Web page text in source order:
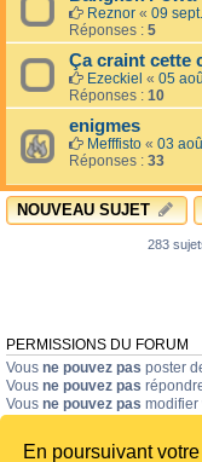
En poursuivant
Reznor « 09
Réponses : 5
Ça craint cette
Ezeckiel « 05
Réponses : 10
enigmes
Mefffisto « 03
Réponses : 33
NOUVEAU SUJET
283
PERMISSIONS DU FORUM
Vous ne pouvez pas poster
Vous ne pouvez pas
Vous ne pouvez pas modifier
Vous
ne pouvez pas joindre